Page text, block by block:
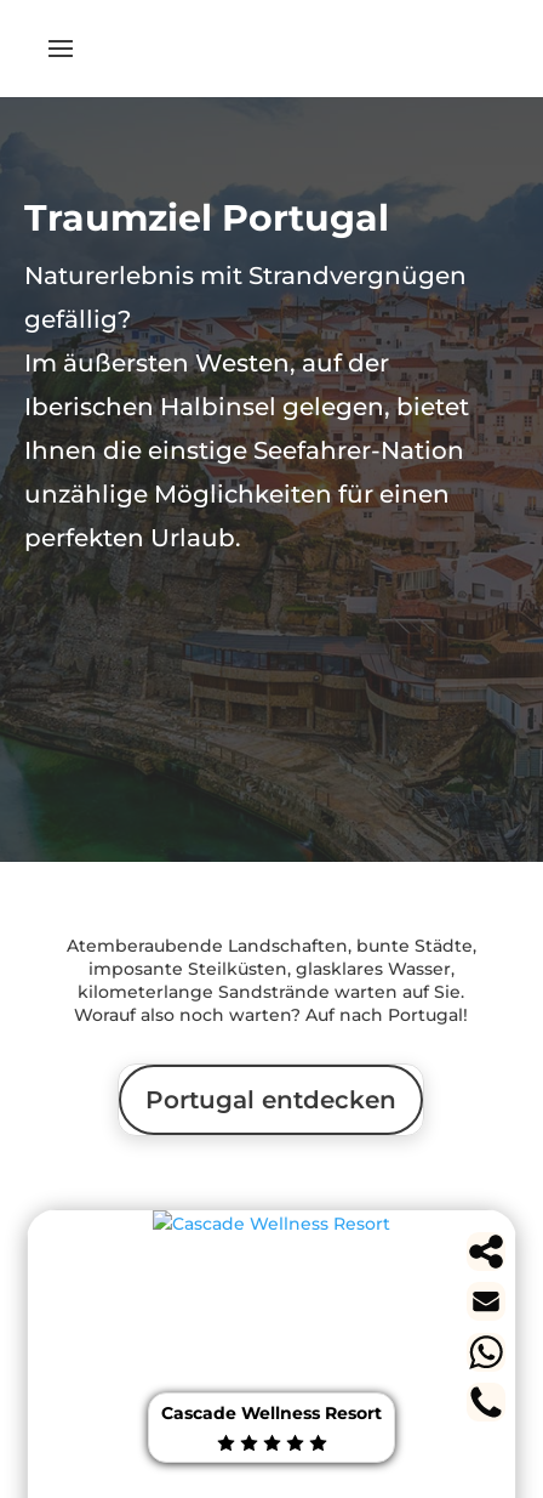
Traumziel Portugal
Naturerlebnis mit Strandvergnügen
gefällig?
Im äußersten Westen, auf der
Iberischen Halbinsel gelegen, bietet
Ihnen die einstige Seefahrer-Nation
unzählige Möglichkeiten für einen
perfekten Urlaub.
Atemberaubende Landschaften, bunte Städte,
imposante Steilküsten, glasklares Wasser,
kilometerlange Sandstrände warten auf Sie.
Worauf also noch warten? Auf nach Portugal!
Portugal entdecken
Cascade Wellness Resort